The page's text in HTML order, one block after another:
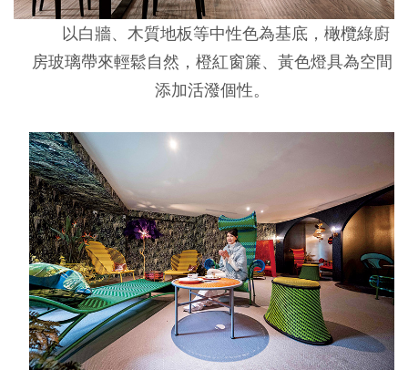
以白牆、木質地板等中性色為基底，橄欖綠廚
房玻璃帶來輕鬆自然，橙紅窗簾、黃色燈具為空間
添加活潑個性。